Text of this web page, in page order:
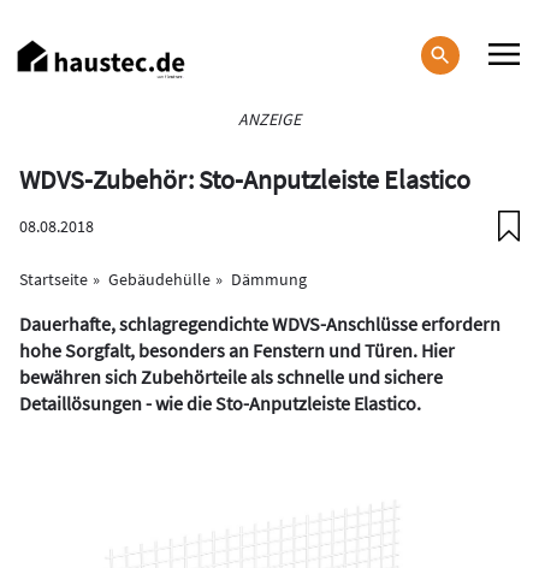
zum
Inhalt
ANZEIGE
WDVS-Zubehör: Sto-Anputzleiste Elastico
08.08.2018
Startseite Gebäudehülle Dämmung
Dauerhafte, schlagregendichte WDVS-Anschlüsse erfordern
hohe Sorgfalt, besonders an Fenstern und Türen. Hier
bewähren sich Zubehörteile als schnelle und sichere
Detaillösungen - wie die Sto-Anputzleiste Elastico.